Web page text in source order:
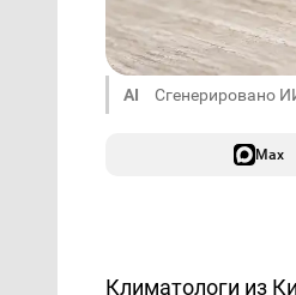
AI Сгенерировано
Max
Климатологи из